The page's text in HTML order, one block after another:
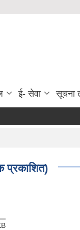
ई- सेवा सूचना
प्रकाशित)